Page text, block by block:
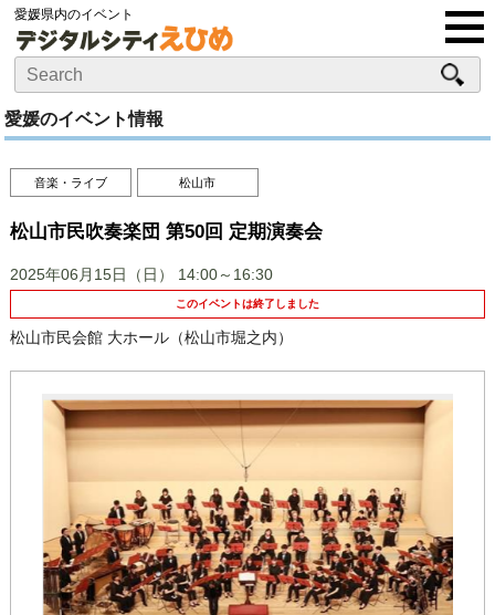
愛媛県内のイベント
愛媛のイベント情報
音楽・ライブ 松山市
松山市民吹奏楽団 第50回 定期演奏会
2025年06月15日（日） 14:00～16:30
このイベントは終了しました
松山市民会館 大ホール（松山市堀之内）